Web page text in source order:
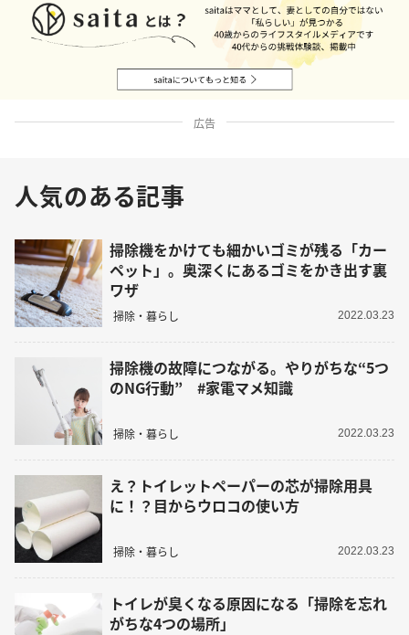
広告
人気のある記事
掃除機をかけても細かいゴミが残る「カー
ペット」。奥深くにあるゴミをかき出す裏
ワザ
掃除・暮らし 2022.03.23
掃除機の故障につながる。やりがちな“5つ
のNG行動” #家電マメ知識
掃除・暮らし 2022.03.23
え？トイレットペーパーの芯が掃除用具
に！？目からウロコの使い方
掃除・暮らし 2022.03.23
トイレが臭くなる原因になる「掃除を忘れ
がちな4つの場所」